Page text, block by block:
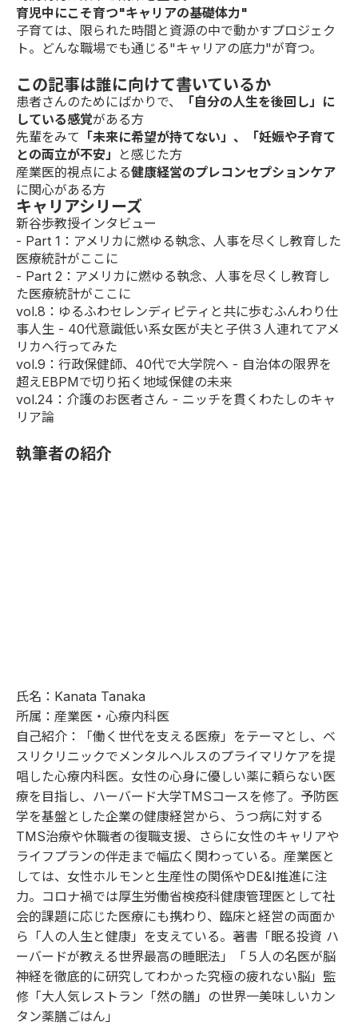
育児中にこそ育つ"キャリアの基礎体力"
子育ては、限られた時間と資源の中で動かすプロジェク
ト。どんな職場でも通じる"キャリアの底力"が育つ。
この記事は誰に向けて書いているか
患者さんのためにばかりで、
「自分の人生を後回し」に
している感覚がある方
先輩をみて 「未来に希望が持てない」、「妊娠や子育て
との両立が不安」
と感じた方
産業医的視点による健康経営のプレコンセプションケア
に関心がある方
キャリアシリーズ
新谷歩教授インタビュー
- Part 1 ：アメリカに燃ゆる執念、人事を尽くし教育した
医療統計がここに
- Part 2 ：アメリカに燃ゆる執念、人事を尽くし教育し
た医療統計がここに
vol.8 ：ゆるふわセレンディピティと共に歩むふんわり仕
事人生 - 40代意識低い系女医が夫と子供３人連れてアメ
リカへ行ってみた
vol.9 ：行政保健師、40代で大学院へ - 自治体の限界を
超えEBPMで切り拓く地域保健の未来
vol.24 ：介護のお医者さん - ニッチを貫くわたしのキャ
リア論
執筆者の紹介
氏名：Kanata Tanaka
所属：産業医・心療内科医
自己紹介：「働く世代を支える医療」をテーマとし、ベ
スリクリニックでメンタルヘルスのプライマリケアを提
唱した心療内科医。女性の心身に優しい薬に頼らない医
療を目指し、ハーバード大学TMSコースを修了。予防医
学を基盤とした企業の健康経営から、うつ病に対する
TMS治療や休職者の復職支援、さらに女性のキャリアや
ライフプランの伴走まで幅広く関わっている。産業医と
しては、女性ホルモンと生産性の関係やDE&I推進に注
力。コロナ禍では厚生労働省検疫科健康管理医として社
会的課題に応じた医療にも携わり、臨床と経営の両面か
ら「人の人生と健康」を支えている。 著書 「眠る投資 ハ
ーバードが教える世界最高の睡眠法 」「 ５人の名医が脳
神経を徹底的に研究してわかった究極の疲れない脳 」監
修「大人気レストラン「然の膳」の世界一美味しいカン
タン薬膳ごはん 」